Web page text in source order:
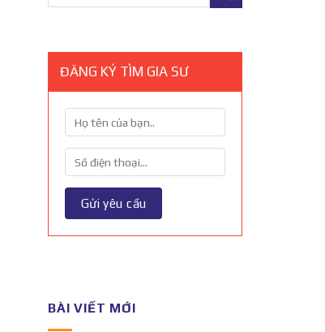
ĐĂNG KÝ TÌM GIA SƯ
BÀI VIẾT MỚI